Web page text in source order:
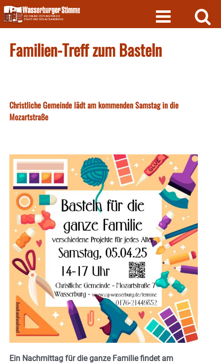
Skip
to
content
Familien-Treff zum Basteln
Christliche Gemeinde lädt am kommenden Samstag in die
Mozartstraße
Ein Nachmittag für die ganze Familie findet am